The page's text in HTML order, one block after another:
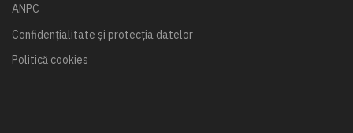
ANPC
Confidențialitate și protecția datelor
Politică cookies